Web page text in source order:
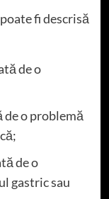
fi descrisă
de o
de o problemă
de o
gastric sau